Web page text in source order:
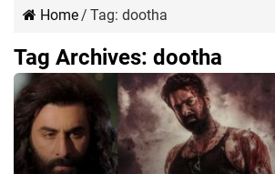
Home/ Tag: dootha
Tag Archives: dootha